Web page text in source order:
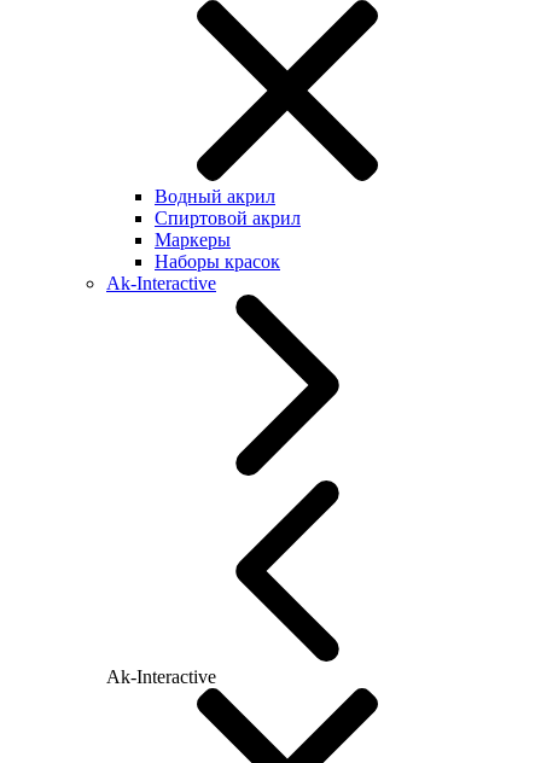
Водный акрил
Спиртовой акрил
Маркеры
Наборы красок
Ak-Interactive
Ak-Interactive